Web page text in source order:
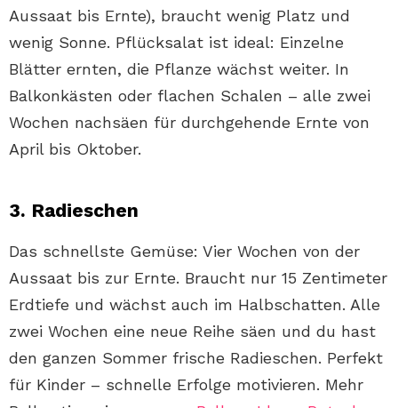
Aussaat bis Ernte), braucht wenig Platz und
wenig Sonne. Pflücksalat ist ideal: Einzelne
Blätter ernten, die Pflanze wächst weiter. In
Balkonkästen oder flachen Schalen – alle zwei
Wochen nachsäen für durchgehende Ernte von
April bis Oktober.
3. Radieschen
Das schnellste Gemüse: Vier Wochen von der
Aussaat bis zur Ernte. Braucht nur 15 Zentimeter
Erdtiefe und wächst auch im Halbschatten. Alle
zwei Wochen eine neue Reihe säen und du hast
den ganzen Sommer frische Radieschen. Perfekt
für Kinder – schnelle Erfolge motivieren. Mehr